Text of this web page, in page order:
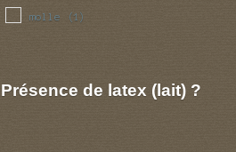
molle (1)
Présence de latex (lait) ?